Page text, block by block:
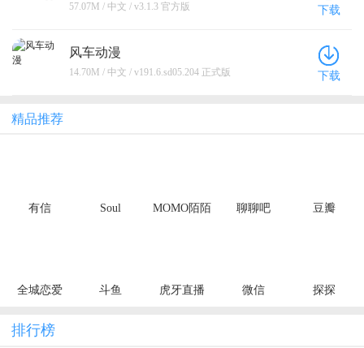
57.07M / 中文 / v3.1.3 官方版 下载
风车动漫
14.70M / 中文 / v191.6.sd05.204 正式版 下载
精品推荐
有信 Soul MOMO陌陌 聊聊吧 豆瓣
全城恋爱 斗鱼 虎牙直播 微信 探探
排行榜